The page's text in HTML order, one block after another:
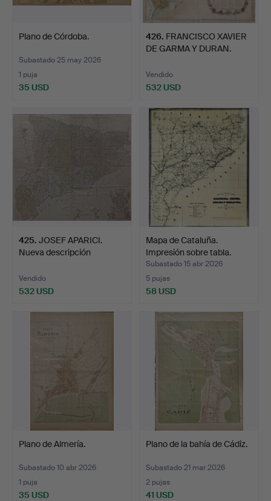
Plano de Córdoba.
Subastado 25 may 2026
1 puja
35 USD
426. FRANCISCO XAVIER
DE GARMA Y DURAN.
Vendido
532 USD
425. JOSEF APARICI.
Nueva descripción
Vendido
532 USD
Mapa de Cataluña.
Impresión sobre tabla.
Subastado 15 abr 2026
5 pujas
58 USD
Plano de Almería.
Subastado 10 abr 2026
1 puja
35 USD
Plano de la bahía de Cádiz.
Subastado 21 mar 2026
2 pujas
41 USD